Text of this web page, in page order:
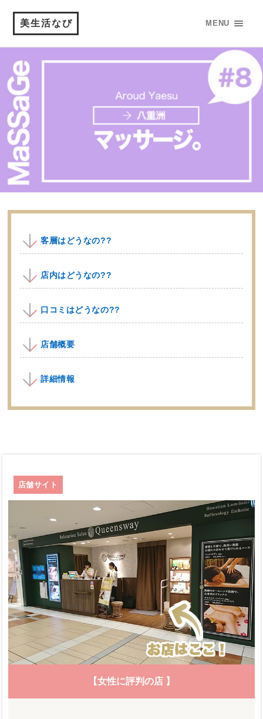
美生活なび MENU
客層はどうなの??
店内はどうなの??
口コミはどうなの??
店舗概要
詳細情報
店舗サイト
【女性に評判の店 】